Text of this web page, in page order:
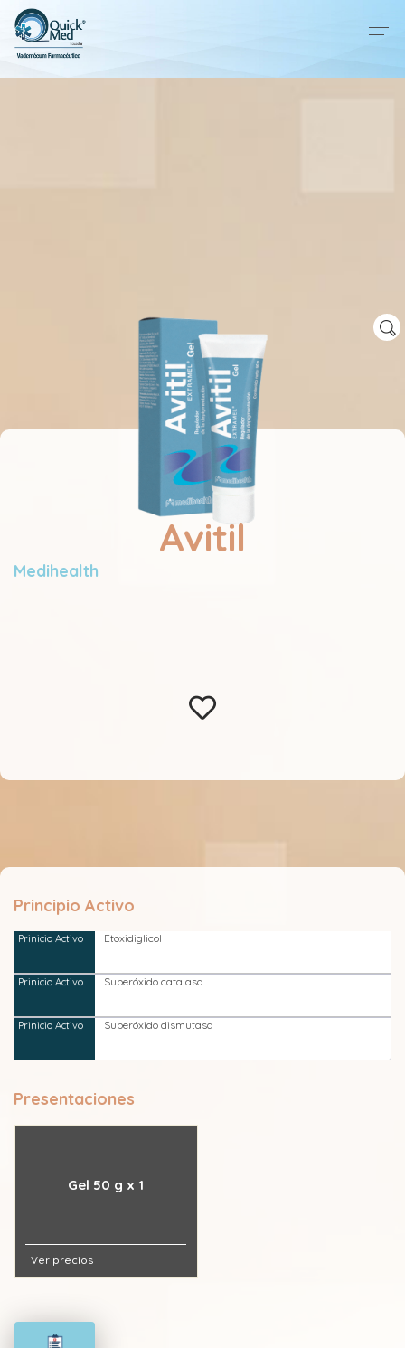
Avitil
Medihealth
Principio Activo
Etoxidiglicol
Superóxido catalasa
Superóxido dismutasa
Presentaciones
Gel 50 g x 1
Ver precios